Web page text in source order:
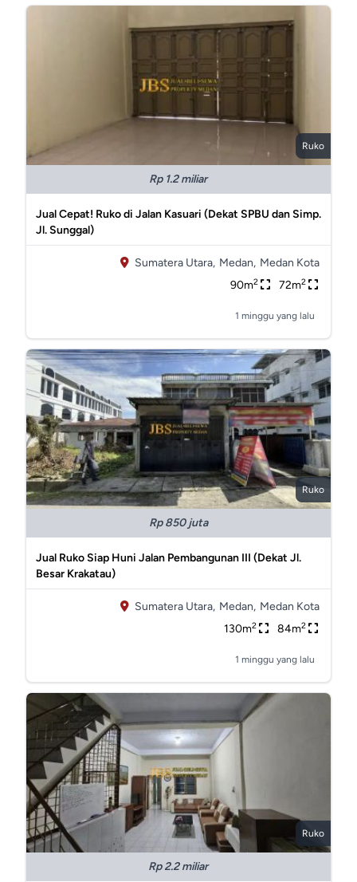
Ruko
Rp 1.2 miliar
Jual Cepat! Ruko di Jalan Kasuari (Dekat SPBU dan Simp.
Jl. Sunggal)
Sumatera Utara, Medan, Medan Kota
90m2 72m2
1 minggu yang lalu
Ruko
Rp 850 juta
Jual Ruko Siap Huni Jalan Pembangunan III (Dekat Jl.
Besar Krakatau)
Sumatera Utara, Medan, Medan Kota
130m2 84m2
1 minggu yang lalu
Ruko
Rp 2.2 miliar